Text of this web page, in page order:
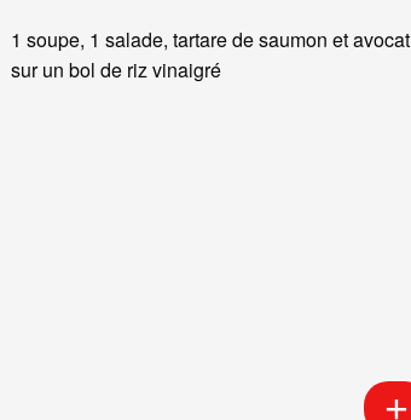
1 soupe, 1 salade, tartare de saumon et avocat
sur un bol de riz vinaigré